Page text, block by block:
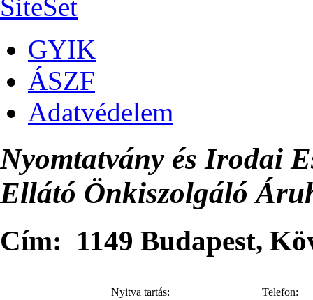
GYIK
ÁSZF
Adatvédelem
Nyomtatvány és Irodai
Ellátó Önkiszolgáló
Cím: 1149 Budapest,
Nyitva tartás:
Telefon: